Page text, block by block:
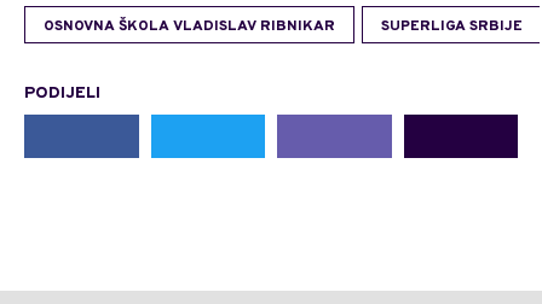
OSNOVNA ŠKOLA VLADISLAV RIBNIKAR SUPERLIGA SRBIJE
PODIJELI